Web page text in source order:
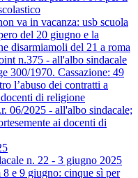
va in vacanza: usb scuola
del 20 giugno e la
disarmiamoli del 21 a roma
n.375 - all'albo sindacale
300/1970. Cassazione: 49
l’abuso dei contratti a
di religione
06/2025 - all'albo sindacale;
ai docenti di
n. 22 - 3 giugno 2025
8 e 9 giugno: cinque sì per